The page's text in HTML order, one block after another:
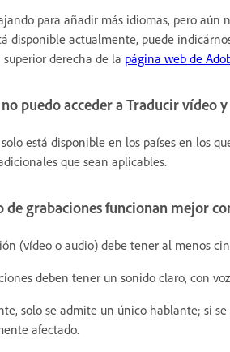
para añadir más idiomas, pero
disponible actualmente, puede
derecha de la página web de
no puedo acceder a Traducir vídeo
está disponible en los países en los
que sean aplicables.
de grabaciones funcionan mejor
(vídeo o audio) debe tener al menos
deben tener un sonido claro, con
solo se admite un único hablante; si
afectado.